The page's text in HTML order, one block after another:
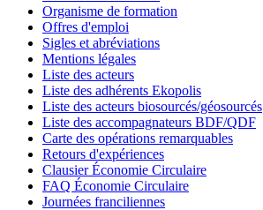
Organisme de formation
Offres d'emploi
Sigles et abréviations
Mentions légales
Liste des acteurs
Liste des adhérents Ekopolis
Liste des acteurs biosourcés/géosourcés
Liste des accompagnateurs BDF/QDF
Carte des opérations remarquables
Retours d'expériences
Clausier Économie Circulaire
FAQ Économie Circulaire
Journées franciliennes